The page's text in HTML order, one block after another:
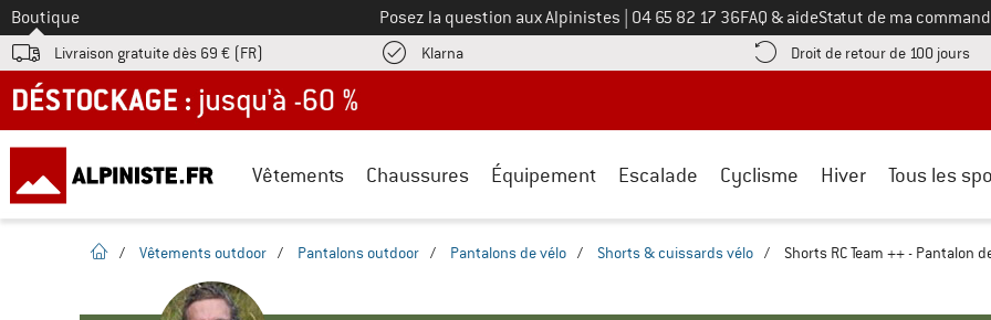
Vers le
Boutique Posez la question aux Alpinistes Appelez-nous au
04 65 82 17 36FAQ & aideStatut de ma
Livraison gratuite dès 69 € (FR) KlarnaTrouve les informations de paiement ici ! Ouvre une boîte d'information
Droit de retour de 100 jours
DÉSTOCKAGE : jusqu'à -60 %
Vêtements Chaussures Équipement Escalade Cyclisme Hiver Tous les
Page d'accueil
/ Vêtements outdoor / Pantalons outdoor / Pantalons de vélo / Shorts & cuissards vélo / Shorts RC Team ++ - Pantalon